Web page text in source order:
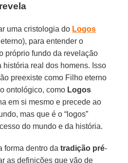
uma cristologia do Logos
para entender o
próprio fundo da revelação
história real dos homens. Isso
preexiste como Filho eterno
ontológico, como Logos
em si mesmo e precede ao
mas que é o “logos”
do mundo e da história.
forma dentro datradição pré-
as definições que vão de